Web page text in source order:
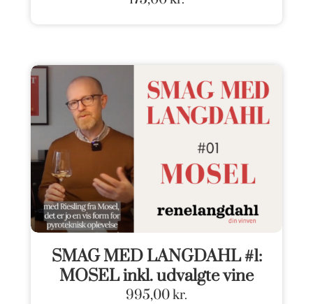
SMAG MED LANGDAHL #1:
MOSEL inkl. udvalgte vine
995,00kr.